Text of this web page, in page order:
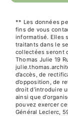
** Les données
fins de vous
informatisé. Elles
traitants dans le
collectées seront
Thomas Julie 19
d’accès, de
d’opposition, de
droit d’introduire
ainsi que
pouvez exercer
Général Leclerc,